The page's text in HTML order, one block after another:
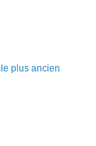
plus ancien